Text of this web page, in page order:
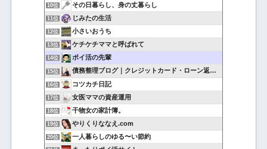
10位 その日暮らし、身の丈暮らし
11位 じみたの生活
12位 小さいおうち
13位 ケチケチママと呼ばれて
14位 ポイ活の先輩
15位 債務整理ブログ｜クレジットカード・ローン返済で悩んでいる方へ
16位 コツカチ日記
17位 女医ママの資産運用
18位 干物女の家計簿。
19位 やりくりななえ.com
20位 一人暮らしのゆる〜い節約